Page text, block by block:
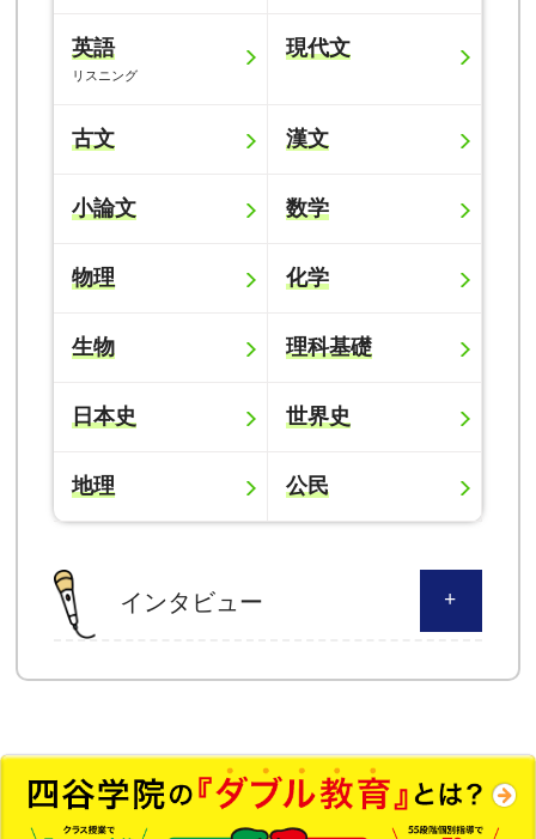
英語
リスニング
現代文
古文 漢文
小論文 数学
物理 化学
生物 理科基礎
日本史 世界史
地理 公民
インタビュー